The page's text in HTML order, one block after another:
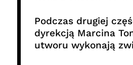
Podczas drugiej
dyrekcją Marcina
utworu wykonają